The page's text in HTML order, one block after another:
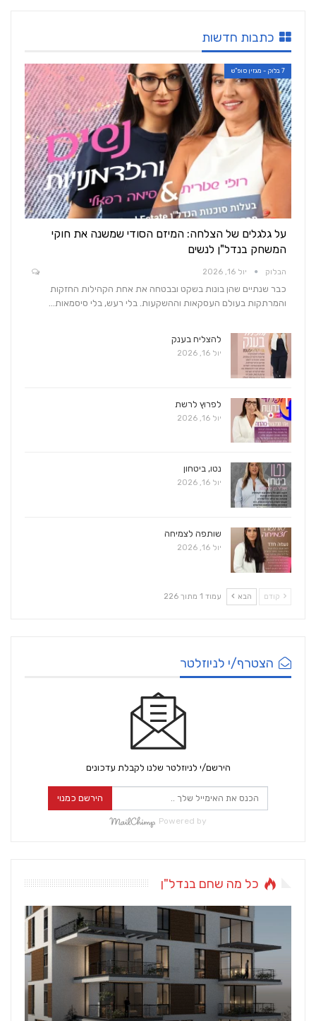
כתבות חדשות
7 בלוק - מגזין סופ"ש
על גלגלים של הצלחה: המיזם הסודי שמשנה את חוקי
המשחק בנדל"ן לנשים
הבלוק יול 16, 2026
כבר שנתיים שהן בונות בשקט ובבטחה את אחת הקהילות החזקות
והמרתקות בעולם העסקאות וההשקעות. בלי רעש, בלי סיסמאות…
להצליח בענק
יול 16, 2026
לפרוץ לרשת
יול 16, 2026
נטו, ביטחון
יול 16, 2026
שותפה לצמיחה
יול 16, 2026
קודם הבא עמוד 1 מתוך 226
הצטרף/י לניוזלטר
הירשם/י לניוזלטר שלנו לקבלת עדכונים
הירשם כמנוי
Powered by
כל מה שחם בנדל"ן